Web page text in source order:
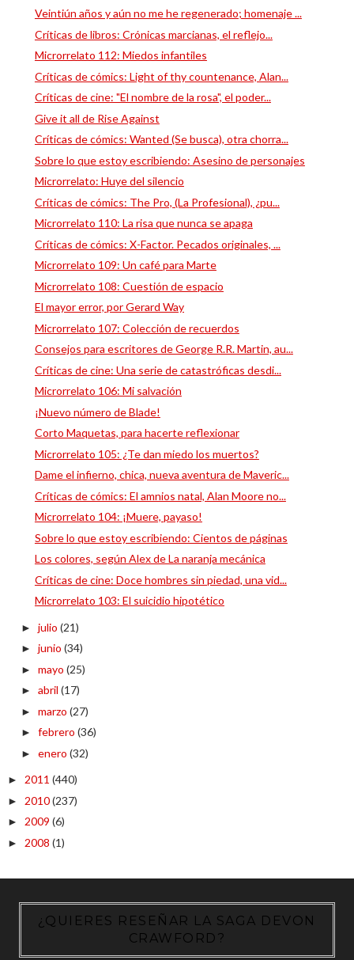
Veintiún años y aún no me he regenerado; homenaje ...
Críticas de libros: Crónicas marcianas, el reflejo...
Microrrelato 112: Miedos infantiles
Críticas de cómics: Light of thy countenance, Alan...
Críticas de cine: "El nombre de la rosa", el poder...
Give it all de Rise Against
Críticas de cómics: Wanted (Se busca), otra chorra...
Sobre lo que estoy escribiendo: Asesino de personajes
Microrrelato: Huye del silencio
Críticas de cómics: The Pro, (La Profesional), ¿pu...
Microrrelato 110: La risa que nunca se apaga
Críticas de cómics: X-Factor. Pecados originales, ...
Microrrelato 109: Un café para Marte
Microrrelato 108: Cuestión de espacio
El mayor error, por Gerard Way
Microrrelato 107: Colección de recuerdos
Consejos para escritores de George R.R. Martin, au...
Críticas de cine: Una serie de catastróficas desdi...
Microrrelato 106: Mi salvación
¡Nuevo número de Blade!
Corto Maquetas, para hacerte reflexionar
Microrrelato 105: ¿Te dan miedo los muertos?
Dame el infierno, chica, nueva aventura de Maveric...
Críticas de cómics: El amnios natal, Alan Moore no...
Microrrelato 104: ¡Muere, payaso!
Sobre lo que estoy escribiendo: Cientos de páginas
Los colores, según Alex de La naranja mecánica
Críticas de cine: Doce hombres sin piedad, una vid...
Microrrelato 103: El suicidio hipotético
► julio (21)
► junio (34)
► mayo (25)
► abril (17)
► marzo (27)
► febrero (36)
► enero (32)
► 2011 (440)
► 2010(237)
► 2009 (6)
► 2008 (1)
¿QUIERES RESEÑAR LA SAGA DEVON
CRAWFORD?